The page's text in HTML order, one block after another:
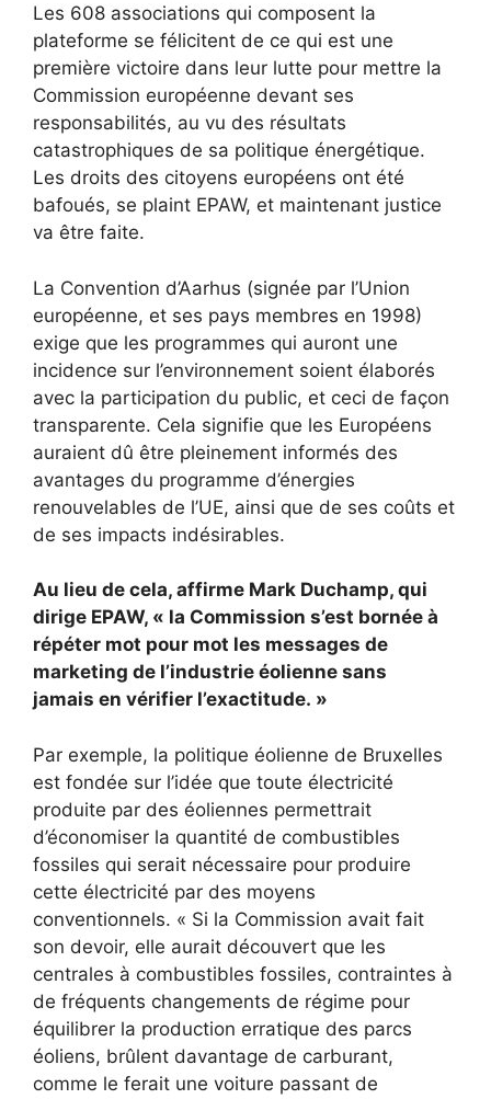
Les 608 associations qui composent la
plateforme se félicitent de ce qui est une
première victoire dans leur lutte pour mettre la
Commission européenne devant ses
responsabilités, au vu des résultats
catastrophiques de sa politique énergétique.
Les droits des citoyens européens ont été
bafoués, se plaint EPAW, et maintenant justice
va être faite.
La Convention d’Aarhus (signée par l’Union
européenne, et ses pays membres en 1998)
exige que les programmes qui auront une
incidence sur l’environnement soient élaborés
avec la participation du public, et ceci de façon
transparente. Cela signifie que les Européens
auraient dû être pleinement informés des
avantages du programme d’énergies
renouvelables de l’UE, ainsi que de ses coûts et
de ses impacts indésirables.
Au lieu de cela, affirme Mark Duchamp, qui
dirige EPAW, « la Commission s’est bornée à
répéter mot pour mot les messages de
marketing de l’industrie éolienne sans
jamais en vérifier l’exactitude. »
Par exemple, la politique éolienne de Bruxelles
est fondée sur l’idée que toute électricité
produite par des éoliennes permettrait
d’économiser la quantité de combustibles
fossiles qui serait nécessaire pour produire
cette électricité par des moyens
conventionnels. « Si la Commission avait fait
son devoir, elle aurait découvert que les
centrales à combustibles fossiles, contraintes à
de fréquents changements de régime pour
équilibrer la production erratique des parcs
éoliens, brûlent davantage de carburant,
comme le ferait une voiture passant de